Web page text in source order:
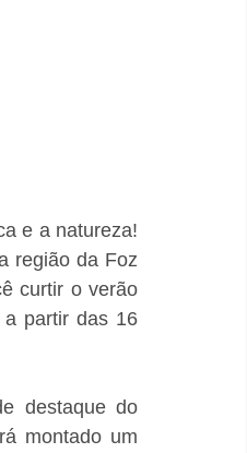
e a natureza!
região da Foz
curtir o verão
partir das 16
destaque do
montado um